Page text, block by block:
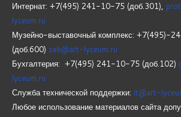
Интернат: +7(495) 241-10-75 (доб.301),
lyceum.ru
Музейно-выставочный комплекс: +7(495)-
(доб.600) zeb@art-lyceum.ru
Бухгалтерия: +7(495) 241-10-75 (доб.102)
lyceum.ru
Служба технической поддержки: it@art-
Любое использование материалов сайта